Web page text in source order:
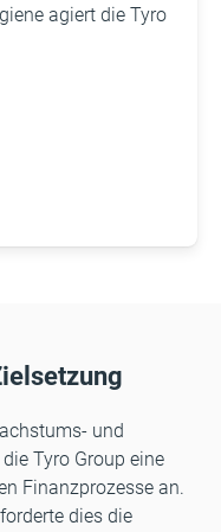
agiert die Tyro
und
Tyro Group eine
Finanzprozesse an.
dies die